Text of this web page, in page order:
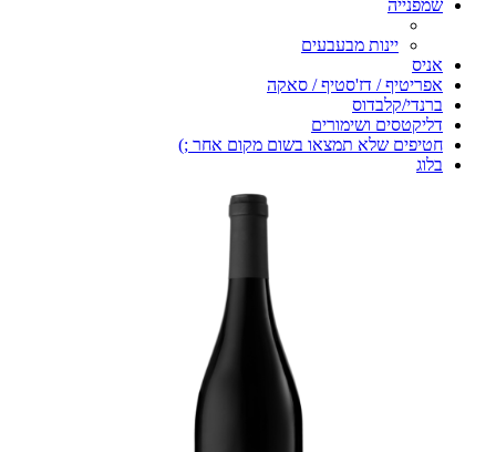
שמפנייה
יינות מבעבעים
אניס
אפריטיף / דז'סטיף / סאקה
ברנדי/קלבדוס
דליקטסים ושימורים
חטיפים שלא תמצאו בשום מקום אחר ;)
בלוג